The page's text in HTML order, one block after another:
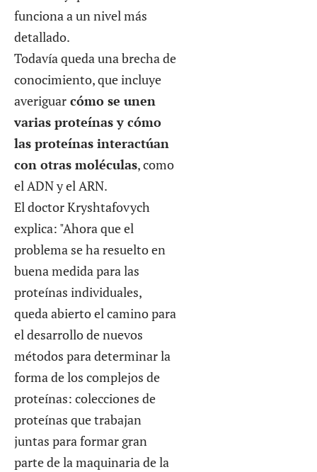
funciona a un nivel más
detallado.
Todavía queda una brecha de
conocimiento, que incluye
averiguar cómo se unen
varias proteínas y cómo
las proteínas interactúan
con otras moléculas, como
el ADN y el ARN.
El doctor Kryshtafovych
explica: "Ahora que el
problema se ha resuelto en
buena medida para las
proteínas individuales,
queda abierto el camino para
el desarrollo de nuevos
métodos para determinar la
forma de los complejos de
proteínas: colecciones de
proteínas que trabajan
juntas para formar gran
parte de la maquinaria de la